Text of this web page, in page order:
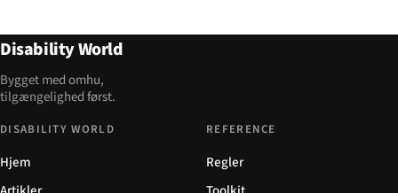
Disability World
Bygget med omhu,
tilgængelighed først.
DISABILITY WORLD
Hjem
REFERENCE
Regler